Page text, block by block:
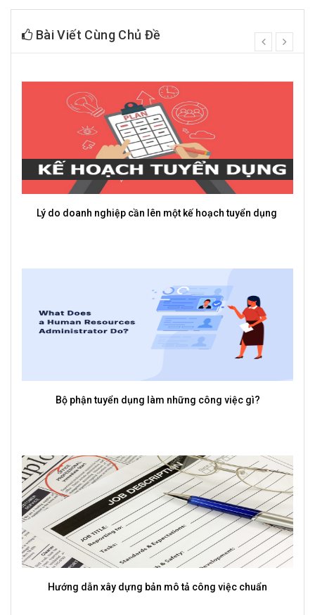
Bài Viết Cùng Chủ Đề
lên một kế hoạch tuyển dụng
làm những công việc gì?
bản mô tả công việc chuẩn
3 Cách Để Nhân Viên
Vì sao phần mềm quản lý
prev